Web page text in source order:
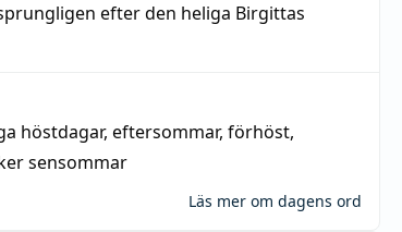
efter den heliga Birgittas
höstdagar, eftersommar, förhöst,
sensommar
Läs mer om dagens ord